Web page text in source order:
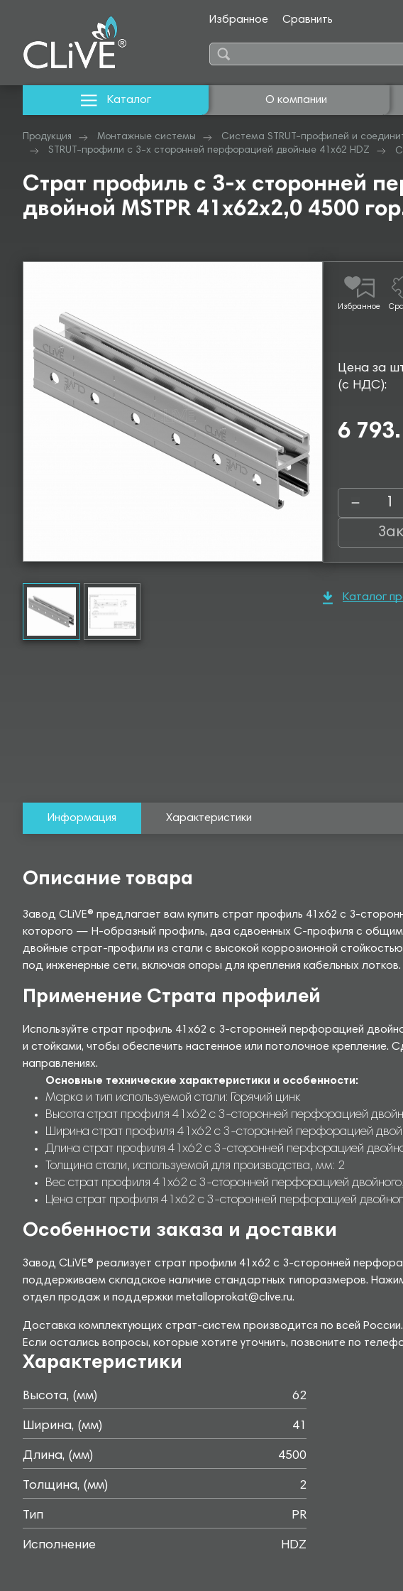
Избранное Сравнить
Каталог О компании
Продукция Монтажные системы Система STRUT-профилей и
STRUT-профили с 3-х сторонней перфорацией двойные 41х62 HDZ
Страт профиль с 3-х сторонней
двойной MSTPR 41х62х2,0 4500
Избранное
Цена за
(с НДС):
6
Каталог
Информация Характеристики
Описание товара
Завод CLiVE® предлагает вам купить страт профиль 41х62 с 3-
которого — Н-образный профиль, два сдвоенных С-профиля с общим
двойные страт-профили из стали с высокой коррозионной
под инженерные сети, включая опоры для крепления кабельных лотков.
Применение Страта профилей
Используйте страт профиль 41х62 с 3-сторонней перфорацией
и стойками, чтобы обеспечить настенное или потолочное крепление.
направлениях.
Основные технические характеристики и особенности:
Марка и тип используемой стали: Горячий цинк
Высота страт профиля 41х62 с 3-сторонней перфорацией
Ширина страт профиля 41х62 с 3-сторонней перфорацией
Длина страт профиля 41х62 с 3-сторонней перфорацией
Толщина стали, используемой для производства, мм: 2
Вес страт профиля 41х62 с 3-сторонней перфорацией двойного,
Цена страт профиля 41х62 с 3-сторонней перфорацией
Особенности заказа и доставки
Завод CLiVE® реализует страт профили 41х62 с 3-сторонней
поддерживаем складское наличие стандартных типоразмеров.
отдел продаж и поддержки metalloprokat@clive.ru.
Доставка комплектующих страт-систем производится по всей
Если остались вопросы, которые хотите уточнить, позвоните по
Характеристики
Высота, (мм) 62
Ширина, (мм) 41
Длина, (мм) 4500
Толщина, (мм) 2
Тип PR
Исполнение HDZ